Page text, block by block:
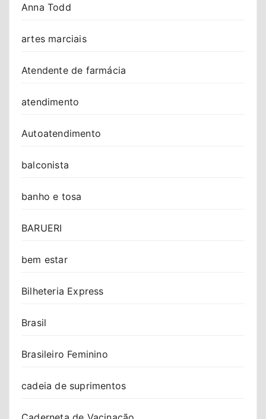
Anna Todd
artes marciais
Atendente de farmácia
atendimento
Autoatendimento
balconista
banho e tosa
BARUERI
bem estar
Bilheteria Express
Brasil
Brasileiro Feminino
cadeia de suprimentos